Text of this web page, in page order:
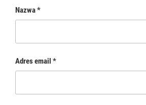
Nazwa*
Adres email *